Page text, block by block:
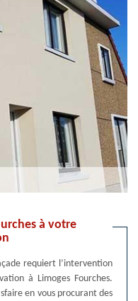
à votre
requiert l’intervention
à Limoges Fourches.
en vous procurant des